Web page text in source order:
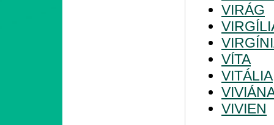
VIRÁG
VÍTA
VITÁLIA
VIVIEN